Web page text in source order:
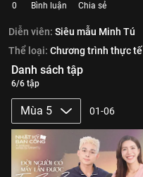
0 Bình luận Chia sẻ
Diễn viên: Siêu mẫu Minh Tú
Thể loại: Chương trình thực tế
Danh sách tập
6/6 tập
Mùa 5 01-06